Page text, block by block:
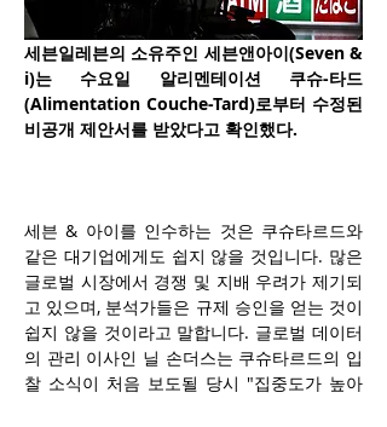
세븐일레븐의 소유주인 세븐앤아이(Seven &
i)는 수요일 알리멘테이션 쿠슈-타드
(Alimentation Couche-Tard)로부터 수정된
비공개 제안서를 받았다고 확인했다.
세븐 & 아이를 인수하는 것은 쿠슈타르드와
같은 대기업에게도 쉽지 않을 것입니다. 많은
글로벌 시장에서 경쟁 및 지배 우려가 제기되
고 있으며, 분석가들은 규제 승인을 얻는 것이
쉽지 않을 것이라고 말합니다. 글로벌 데이터
의 관리 이사인 닐 손더스는 쿠슈타르드의 입
찰 소식이 처음 보도될 당시 "집중도가 높아